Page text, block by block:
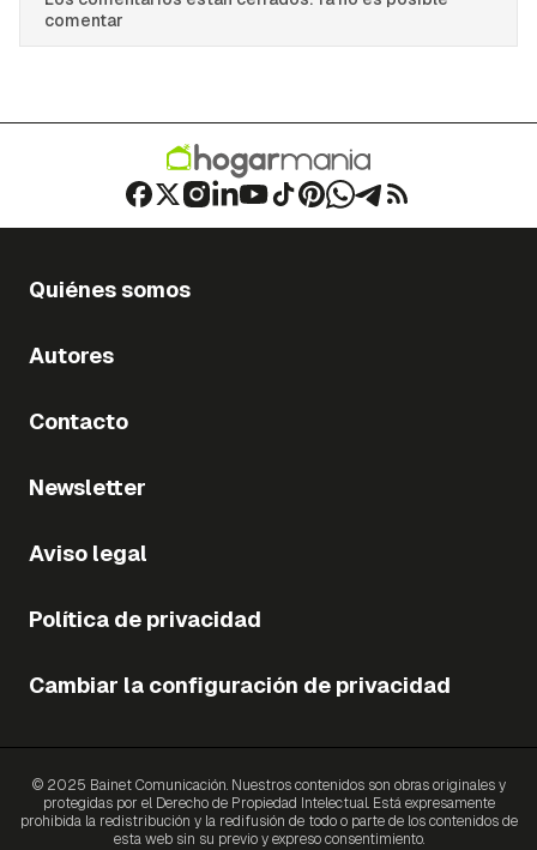
comentar
Quiénes somos
Autores
Contacto
Newsletter
Aviso legal
Política de privacidad
Cambiar la configuración de privacidad
© 2025 Bainet Comunicación. Nuestros contenidos son obras originales y
protegidas por el Derecho de Propiedad Intelectual. Está expresamente
prohibida la redistribución y la redifusión de todo o parte de los contenidos de
esta web sin su previo y expreso consentimiento.